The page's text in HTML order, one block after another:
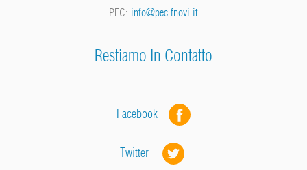
PEC: info@pec.fnovi.it
Restiamo In Contatto
Facebook
Twitter